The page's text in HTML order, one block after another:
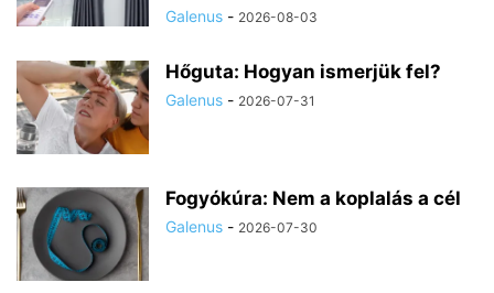
Galenus - 2026-08-03
Hőguta: Hogyan ismerjük fel?
Galenus - 2026-07-31
Fogyókúra: Nem a koplalás a cél
Galenus - 2026-07-30